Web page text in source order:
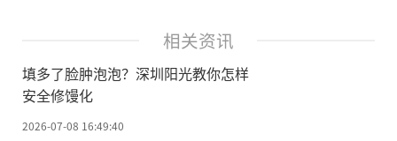
相关资讯
填多了脸肿泡泡？深圳阳光教你怎样
安全修馒化
2026-07-08 16:49:40